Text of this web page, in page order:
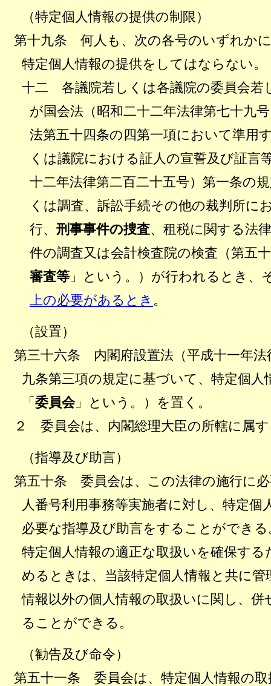
（特定個人情報の提供の制限）
第十九条 何人も、次の各号のいずれか
特定個人情報の提供をしてはならない。
十二 各議院若しくは各議院の委員会若
が国会法（昭和二十二年法律第七十九
法第五十四条の四第一項において準用
くは議院における証人の宣誓及び証言
十二年法律第二百二十五号）第一条の
くは調査、訴訟手続その他の裁判所に
行、 刑事事件の捜査、租税に関する法
件の調査又は会計検査院の検査（第五
審査等」という。）が行われるとき、
上の必要があるとき 。
（設置）
第三十六条 内閣府設置法（平成十一年法
九条第三項の規定に基づいて、特定個人
「 委員会」という。）を置く。
２ 委員会は、内閣総理大臣の所轄に属
（指導及び助言）
第五十条 委員会は、この法律の施行に
人番号利用事務等実施者に対し、特定個
必要な指導及び助言をすることができ
特定個人情報の適正な取扱いを確保す
めるときは、当該特定個人情報と共に
情報以外の個人情報の取扱いに関し、併
ることができる。
（勧告及び命令）
第五十一条 委員会は、特定個人情報の